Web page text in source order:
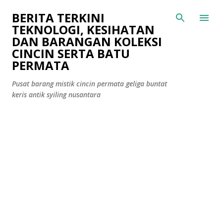
Langkau ke kandungan utama
BERITA TERKINI
TEKNOLOGI, KESIHATAN
DAN BARANGAN KOLEKSI
CINCIN SERTA BATU
PERMATA
Pusat barang mistik cincin permata geliga buntat
keris antik syiling nusantara